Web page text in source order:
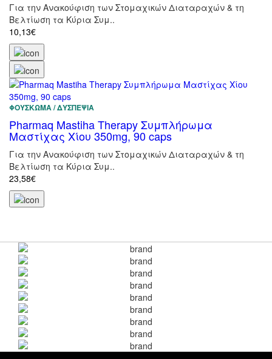
Για την Ανακούφιση των Στομαχικών Διαταραχών & τη
Βελτίωση τα Κύρια Συμ..
10,13€
ΦΟΎΣΚΩΜΑ / ΔΥΣΠΕΨΊΑ
Pharmaq Mastiha Therapy Συμπλήρωμα
Μαστίχας Χίου 350mg, 90 caps
Για την Ανακούφιση των Στομαχικών Διαταραχών & τη
Βελτίωση τα Κύρια Συμ..
23,58€